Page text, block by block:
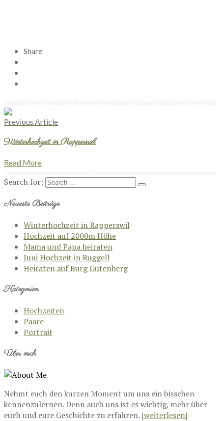
Share
Previous Article
Winterhochzeit in Rapperswil
Read More
Search for:
Neueste Beiträge
Winterhochzeit in Rapperswil
Hochzeit auf 2000m Höhe
Mama und Papa heiraten
Juni Hochzeit in Ruggell
Heiraten auf Burg Gutenberg
Kategorien
Hochzeiten
Paare
Portrait
Über mich
Nehmt euch den kurzen Moment um uns ein bisschen
kennenzulernen. Denn auch uns ist es wichtig, mehr über
euch und eure Geschichte zu erfahren. [weiterlesen]